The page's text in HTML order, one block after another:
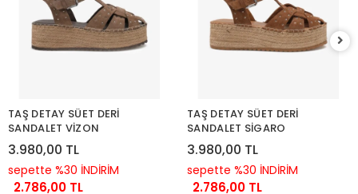
TAŞ DETAY SÜET DERİ
SANDALET VİZON
3.980,00 TL
sepette %30 İNDİRİM
2.786,00 TL
TAŞ DETAY SÜET DERİ
SANDALET SİGARO
3.980,00 TL
sepette %30 İNDİRİM
2.786,00 TL